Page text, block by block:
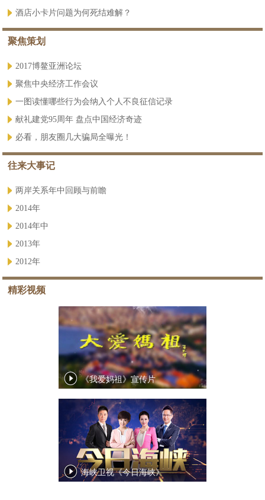
酒店小卡片问题为何死结难解？
聚焦策划
2017博鳌亚洲论坛
聚焦中央经济工作会议
一图读懂哪些行为会纳入个人不良征信记录
献礼建党95周年 盘点中国经济奇迹
必看，朋友圈几大骗局全曝光！
往来大事记
两岸关系年中回顾与前瞻
2014年
2014年中
2013年
2012年
精彩视频
《我爱妈祖》宣传片
海峡卫视《今日海峡》